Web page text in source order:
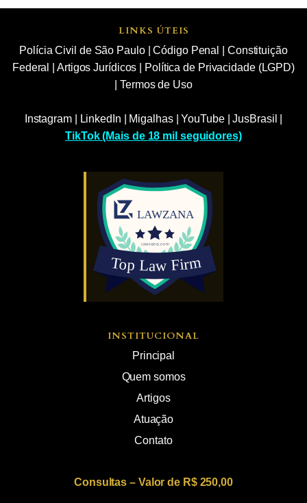
LINKS ÚTEIS
Polícia Civil de São Paulo|Código Penal
Constituição
Federal
Artigos Jurídicos
Política de Privacidade (LGPD)
|Termos de Uso
Instagram| LinkedIn Migalhas|YouTube|JusBrasil
TikTok (Mais de 18 mil seguidores)
INSTITUCIONAL
Principal
Quem somos
Artigos
Atuação
Contato
Consultas – Valor de R$ 250,00